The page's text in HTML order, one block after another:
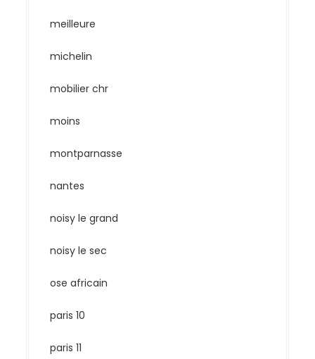
meilleure
michelin
mobilier chr
moins
montparnasse
nantes
noisy le grand
noisy le sec
ose africain
paris 10
paris 11